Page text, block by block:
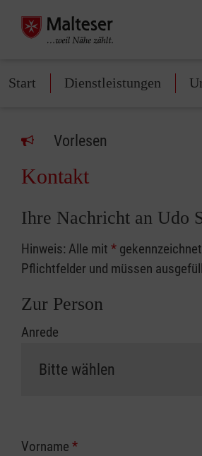
Start Dienstleistungen
Vorlesen
Kontakt
Ihre Nachricht an Udo
Hinweis: Alle mit *
Pflichtfelder und müssen
Zur Person
Anrede
Vorname *